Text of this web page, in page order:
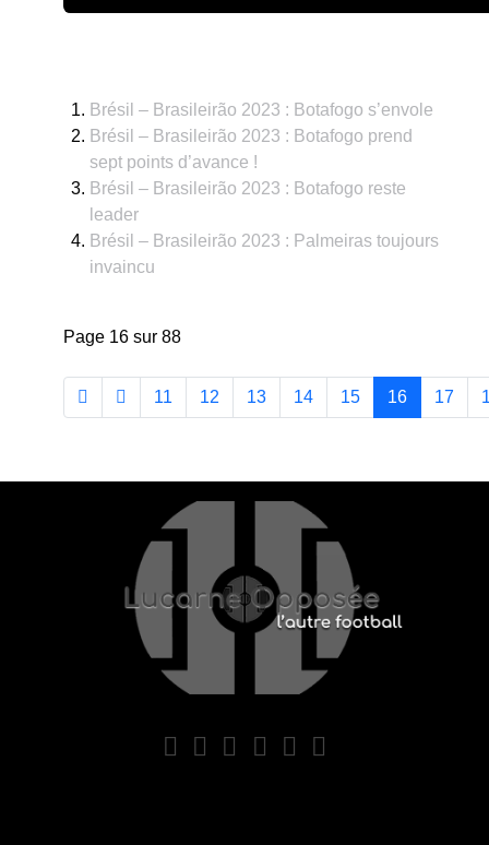
Brésil – Brasileirão 2023 : Botafogo s’envole
Brésil – Brasileirão 2023 : Botafogo prend
sept points d’avance !
Brésil – Brasileirão 2023 : Botafogo reste
leader
Brésil – Brasileirão 2023 : Palmeiras toujours
invaincu
Page 16 sur 88
11 12 13 14 15 16 17